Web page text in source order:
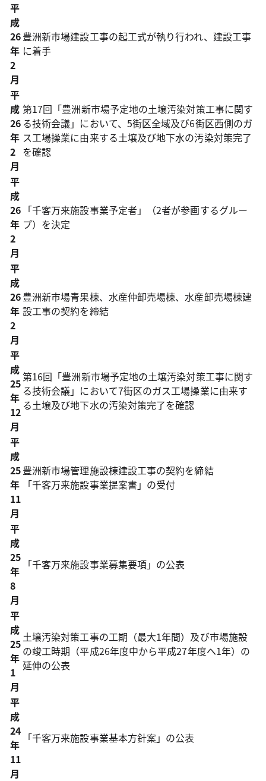
平
成
26
年
2
月
豊洲新市場建設工事の起工式が執り行われ、建設工事
に着手
平
成
26
年
2
月
第17回「豊洲新市場予定地の土壌汚染対策工事に関す
る技術会議」において、5街区全域及び6街区西側のガ
ス工場操業に由来する土壌及び地下水の汚染対策完了
を確認
平
成
26
年
2
月
「千客万来施設事業予定者」（2者が参画するグルー
プ）を決定
平
成
26
年
2
月
豊洲新市場青果棟、水産仲卸売場棟、水産卸売場棟建
設工事の契約を締結
平
成
25
年
12
月
第16回「豊洲新市場予定地の土壌汚染対策工事に関す
る技術会議」において7街区のガス工場操業に由来す
る土壌及び地下水の汚染対策完了を確認
平
成
25
年
11
月
豊洲新市場管理施設棟建設工事の契約を締結
「千客万来施設事業提案書」の受付
平
成
25
年
8
月
「千客万来施設事業募集要項」の公表
平
成
25
年
1
月
土壌汚染対策工事の工期（最大1年間）及び市場施設
の竣工時期（平成26年度中から平成27年度へ1年）の
延伸の公表
平
成
24
年
11
月
「千客万来施設事業基本方針案」の公表